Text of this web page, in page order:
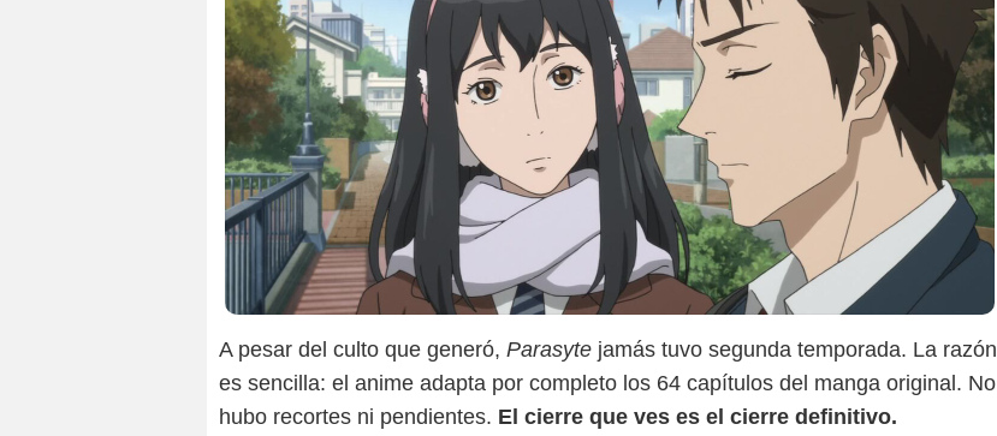
A pesar del culto que generó, Parasyte jamás tuvo segunda temporada. La razón
es sencilla: el anime adapta por completo los 64 capítulos del manga original. No
hubo recortes ni pendientes. El cierre que ves es el cierre definitivo.
Netflix